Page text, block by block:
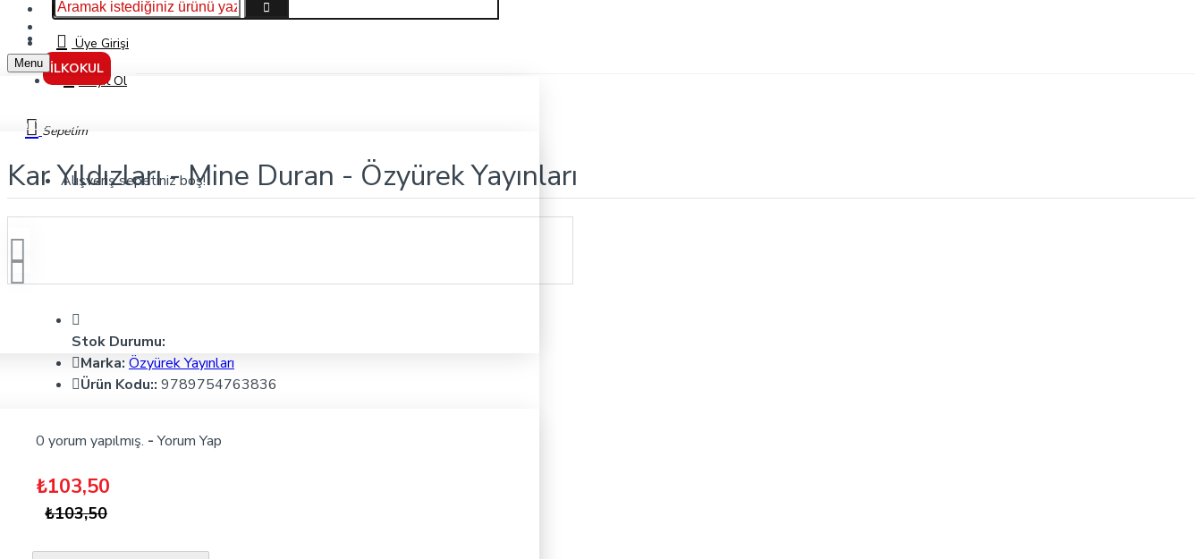
Hakkımızda
İletişimÜye Girişi
Kayıt Ol
Sepetim
Alışveriş sepetiniz boş!
İLKOKUL
Menu
Kar Yıldızları - Mine Duran - Özyürek Yayınları
Kar Yıldızları - Mine Duran - Özyürek Yayınları
Stok Durumu:
Marka: Özyürek Yayınları
Ürün Kodu:: 9789754763836
0 yorum yapılmış. - Yorum Yap
₺103,50
₺103,50